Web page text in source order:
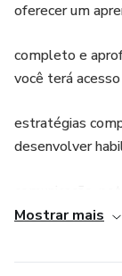
oferecer um
completo e
você terá
estratégias
desenvolver
resultados em
da vida.
Mostrar mais